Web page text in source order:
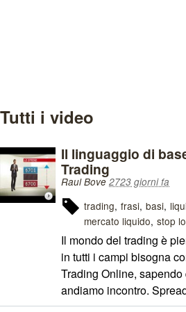
Tutti i video
Il linguaggio di
Trading
Raul Bove 2723 giorni fa
trading frasi basi
mercato liquido stop
Il mondo del trading è
in tutti i campi bisogna
Trading Online,
andiamo incontro.